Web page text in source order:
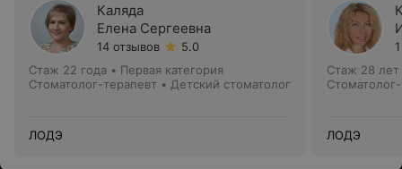
Каляда
Елена Сергеевна
14 отзывов
5.0
Стаж 22 года • Первая категория
Стоматолог-терапевт • Детский стоматолог
ЛОДЭ
Стаж 28 лет
ЛОДЭ